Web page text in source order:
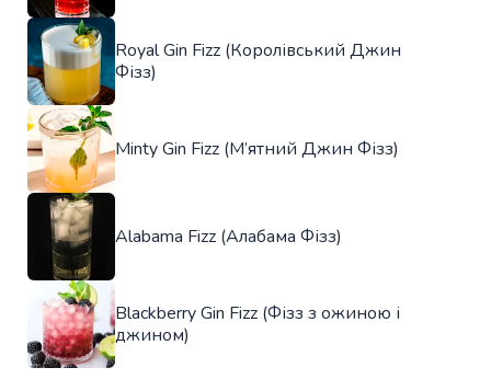
Royal Gin Fizz (Королівський Джин
Фізз)
Minty Gin Fizz (М’ятний Джин Фізз)
Alabama Fizz (Алабама Фізз)
Blackberry Gin Fizz (Фізз з ожиною і
джином)